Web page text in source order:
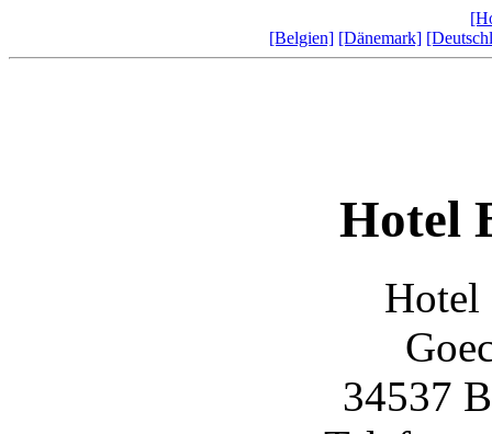
[Belgien] [Dänemark]
Hotel
Hotel
34537